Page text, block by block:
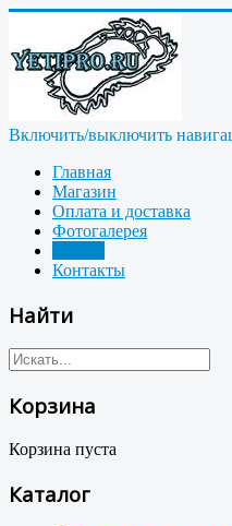
Включить/выключить
Главная
Магазин
Оплата и доставка
Фотогалерея
Контакты
Найти
Корзина
Корзина пуста
Каталог